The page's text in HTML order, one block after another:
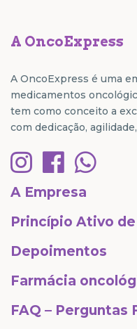
A OncoExpress
A OncoExpress é uma
medicamentos
tem como conceito a
com dedicação,
A Empresa
Princípio Ativo
Depoimentos
Farmácia
FAQ – Perguntas